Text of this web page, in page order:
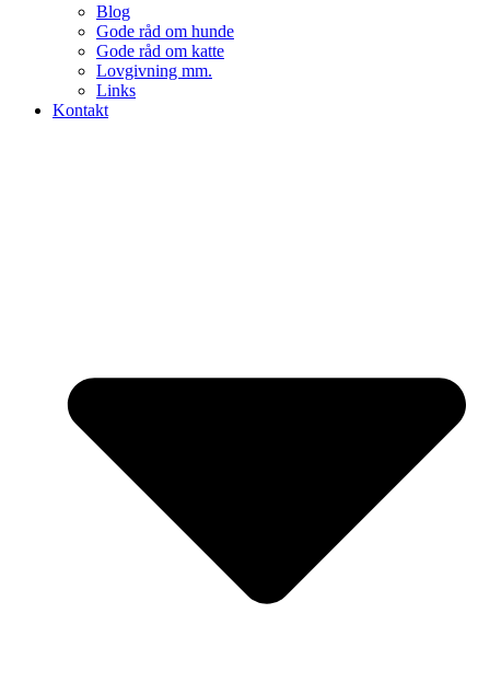
Blog
Gode råd om hunde
Gode råd om katte
Lovgivning mm.
Links
Kontakt